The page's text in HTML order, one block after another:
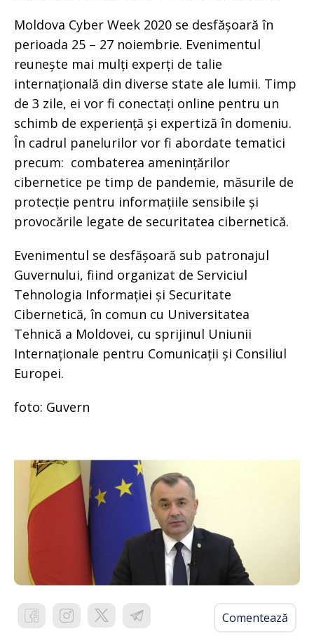
Moldova Cyber Week 2020 se desfășoară în
perioada 25 – 27 noiembrie. Evenimentul
reunește mai mulți experți de talie
internațională din diverse state ale lumii. Timp
de 3 zile, ei vor fi conectați online pentru un
schimb de experiență și expertiză în domeniu.
În cadrul panelurilor vor fi abordate tematici
precum: combaterea amenințărilor
cibernetice pe timp de pandemie, măsurile de
protecție pentru informațiile sensibile și
provocările legate de securitatea cibernetică.
Evenimentul se desfășoară sub patronajul
Guvernului, fiind organizat de Serviciul
Tehnologia Informației și Securitate
Cibernetică, în comun cu Universitatea
Tehnică a Moldovei, cu sprijinul Uniunii
Internaționale pentru Comunicații și Consiliul
Europei.
foto: Guvern
Comentează